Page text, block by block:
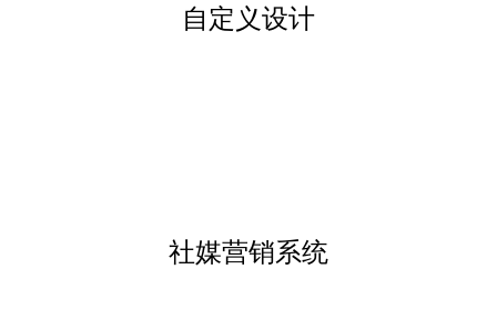
自定义设计
社媒营销系统